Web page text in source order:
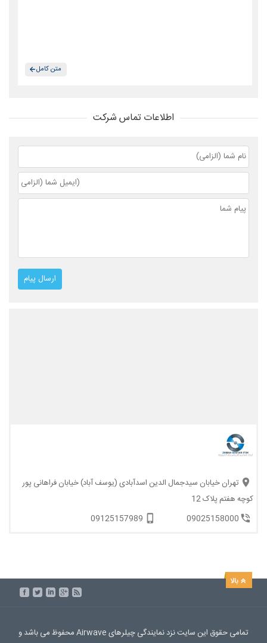
متن کامل
اطلاعات تماس شرکت
تهران خیابان سیدجمال الدین اسدآبادی (یوسف آباد) خیابان فراهانی پور
کوچه هفتم پلاک 12
09025158000
09125157989
تمامی حقوق این سایت نزد نمایندگی چیلرهای Airwave محفوظ می باشد و